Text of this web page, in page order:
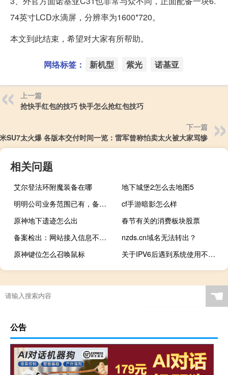
74英寸LCD水滴屏，分辨率为1600*720。
本文到此结束，希望对大家有所帮助。
网络标签： 新机型 紫光 诺基亚
上一篇
抢快手红包的技巧 快手怎么抢红包技巧
下一篇
SU7太火爆 各版本交付时间一览：雷军曾称怕卖太火被大家骂惨
相关问题
艾尔登法环附魔装备在哪
地下城堡2怎么去地图5
明明公司业务范围已有，备案却被退回
cf手游暗影怎么样
原神地下遗迹怎么出
春节有关的消费板块股票
备案检出：网站接入信息不正确
nzds.cn域名无法转出？
原神键位怎么召唤鼠标
关于IPV6后遇到系统使用不稳定的情况
☚
公告